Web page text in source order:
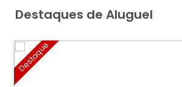
Destaques de Aluguel
Destaque